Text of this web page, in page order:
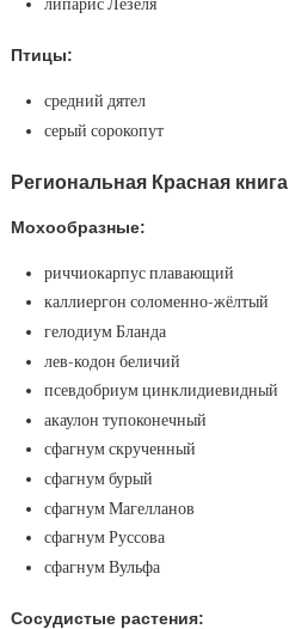
липарис Лёзеля
Птицы:
средний дятел
серый сорокопут
Региональная Красная книга
Мохообразные:
риччиокарпус плавающий
каллиергон соломенно-жёлтый
гелодиум Бланда
лев-кодон беличий
псевдобриум цинклидиевидный
акаулон тупоконечный
сфагнум скрученный
сфагнум бурый
сфагнум Магелланов
сфагнум Руссова
сфагнум Вульфа
Сосудистые растения: